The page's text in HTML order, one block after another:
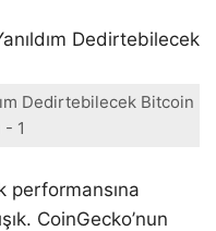
Dedirtebilecek Bitcoin
- 1
performansına
CoinGecko’nun